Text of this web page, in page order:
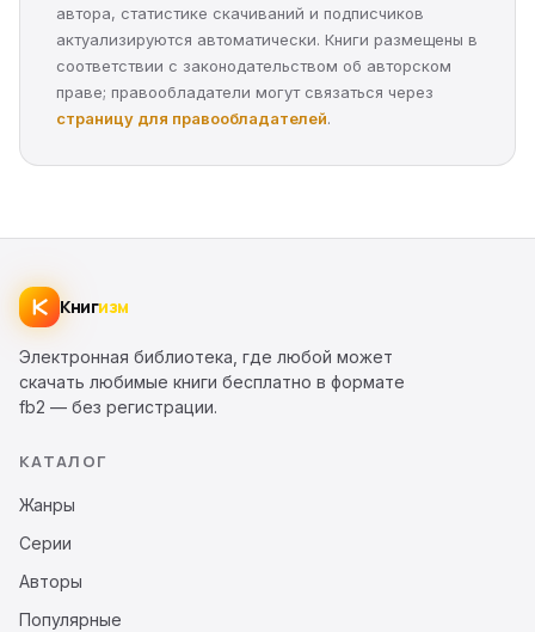
автора, статистике скачиваний и подписчиков
актуализируются автоматически. Книги размещены в
соответствии с законодательством об авторском
праве; правообладатели могут связаться через
страницу для правообладателей.
Книгизм
Электронная библиотека, где любой может
скачать любимые книги бесплатно в формате
fb2 — без регистрации.
КАТАЛОГ
Жанры
Серии
Авторы
Популярные